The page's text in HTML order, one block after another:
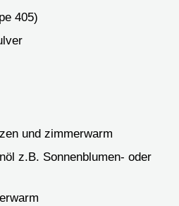
405)
und zimmerwarm
z.B. Sonnenblumen- oder